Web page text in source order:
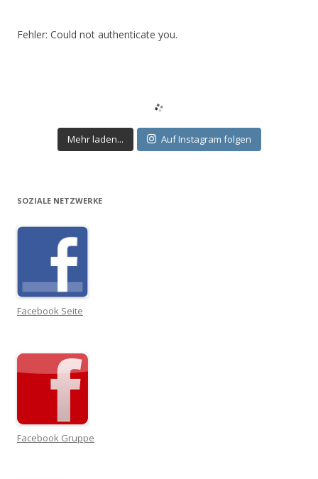
Fehler: Could not authenticate you.
Mehr laden... Auf Instagram folgen
SOZIALE NETZWERKE
Facebook Seite
Facebook Gruppe